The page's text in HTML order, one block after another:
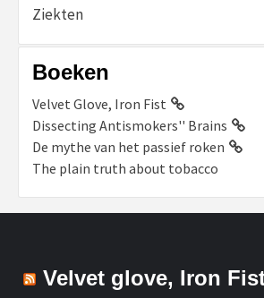
Ziekten
Boeken
Velvet Glove, Iron Fist
Dissecting Antismokers'' Brains
De mythe van het passief roken
The plain truth about tobacco
Velvet glove, Iron